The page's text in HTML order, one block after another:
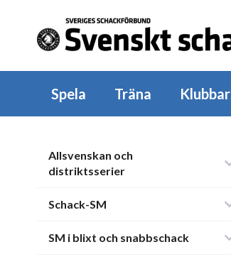
Spela Träna Klubbar
Allsvenskan och
distriktsserier
Schack-SM
SM i blixt och snabbschack